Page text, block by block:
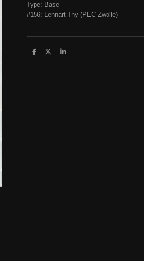
Type: Base
#156: Lennart Thy (PEC Zwolle)
D
D
S